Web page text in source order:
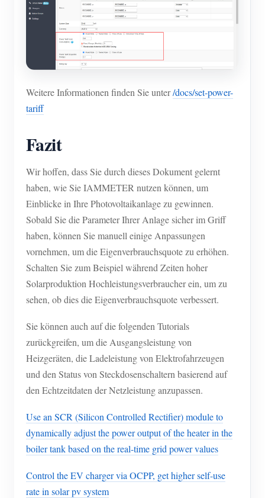
Weitere Informationen finden Sie unter/docs/set-power-
tariff
Fazit
Wir hoffen, dass Sie durch dieses Dokument gelernt
haben, wie Sie IAMMETER nutzen können, um
Einblicke in Ihre Photovoltaikanlage zu gewinnen.
Sobald Sie die Parameter Ihrer Anlage sicher im Griff
haben, können Sie manuell einige Anpassungen
vornehmen, um die Eigenverbrauchsquote zu erhöhen.
Schalten Sie zum Beispiel während Zeiten hoher
Solarproduktion Hochleistungsverbraucher ein, um zu
sehen, ob dies die Eigenverbrauchsquote verbessert.
Sie können auch auf die folgenden Tutorials
zurückgreifen, um die Ausgangsleistung von
Heizgeräten, die Ladeleistung von Elektrofahrzeugen
und den Status von Steckdosenschaltern basierend auf
den Echtzeitdaten der Netzleistung anzupassen.
Use an SCR (Silicon Controlled Rectifier) module to
dynamically adjust the power output of the heater in the
boiler tank based on the real-time grid power values
Control the EV charger via OCPP, get higher self-use
rate in solar pv system